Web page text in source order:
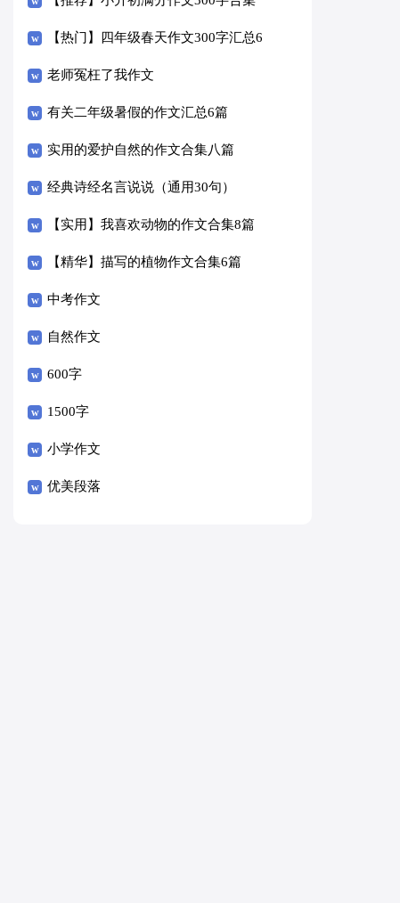
五篇
【热门】四年级春天作文300字汇总6
篇
老师冤枉了我作文
有关二年级暑假的作文汇总6篇
实用的爱护自然的作文合集八篇
经典诗经名言说说（通用30句）
【实用】我喜欢动物的作文合集8篇
【精华】描写的植物作文合集6篇
中考作文
自然作文
600字
1500字
小学作文
优美段落